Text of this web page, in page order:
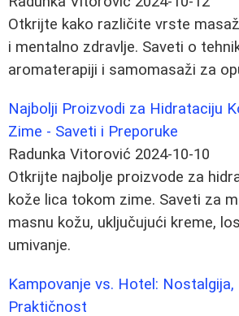
Otkrijte kako različite vrste
i mentalno zdravlje. Saveti o
aromaterapiji i samomasaži za
Najbolji Proizvodi za Hidrataciju
Zime - Saveti i Preporuke
Radunka Vitorović 2024-10-10
Otkrijte najbolje proizvode za
kože lica tokom zime. Saveti za
masnu kožu, uključujući kreme,
umivanje.
Kampovanje vs. Hotel:
Praktičnost